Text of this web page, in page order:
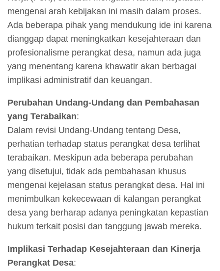
mengenai arah kebijakan ini masih dalam proses.
Ada beberapa pihak yang mendukung ide ini karena
dianggap dapat meningkatkan kesejahteraan dan
profesionalisme perangkat desa, namun ada juga
yang menentang karena khawatir akan berbagai
implikasi administratif dan keuangan.
Perubahan Undang-Undang dan Pembahasan
yang Terabaikan:
Dalam revisi Undang-Undang tentang Desa,
perhatian terhadap status perangkat desa terlihat
terabaikan. Meskipun ada beberapa perubahan
yang disetujui, tidak ada pembahasan khusus
mengenai kejelasan status perangkat desa. Hal ini
menimbulkan kekecewaan di kalangan perangkat
desa yang berharap adanya peningkatan kepastian
hukum terkait posisi dan tanggung jawab mereka.
Implikasi Terhadap Kesejahteraan dan Kinerja
Perangkat Desa: